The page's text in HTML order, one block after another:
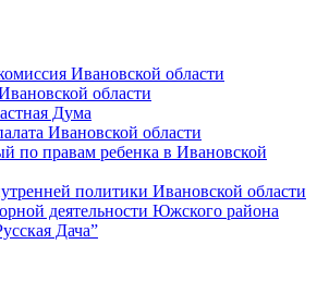
Ивановской области
области
Дума
Ивановской области
по правам ребенка в Ивановской
политики Ивановской области
деятельности Южского района
Дача”